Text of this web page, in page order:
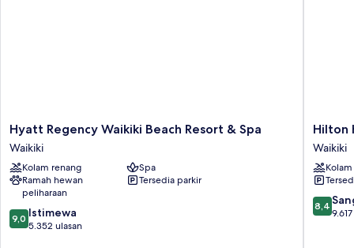
Hyatt
Regency
Waikiki
Beach
Resort
Spa
Waikiki
Hyatt Regency Waikiki Beach Resort & Spa
Waikiki
Kolam renang
Spa
Ramah hewan
peliharaan
Tersedia parkir
9.0
dari
9,0 Istimewa
5.352 ulasan
Hilton
Village
Waikiki
Beach
Resort
Waikiki
Hilton
Waikiki
8.4
dari
8,4